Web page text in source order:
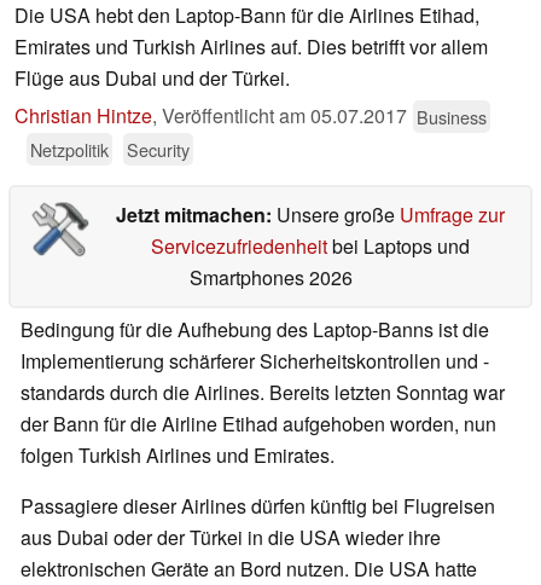
Die USA hebt den Laptop-Bann für die Airlines Etihad,
Emirates und Turkish Airlines auf. Dies betrifft vor allem
Flüge aus Dubai und der Türkei.
Christian Hintze, Veröffentlicht am05.07.2017 Business
Netzpolitik
Security
Jetzt mitmachen: Unsere große Umfrage zur
Servicezufriedenheitbei Laptops und
Smartphones 2026
Bedingung für die Aufhebung des Laptop-Banns ist die
Implementierung schärferer Sicherheitskontrollen und -
standards durch die Airlines. Bereits letzten Sonntag war
der Bann für die Airline Etihad aufgehoben worden, nun
folgen Turkish Airlines und Emirates.
Passagiere dieser Airlines dürfen künftig bei Flugreisen
aus Dubai oder der Türkei in die USA wieder ihre
elektronischen Geräte an Bord nutzen. Die USA hatte